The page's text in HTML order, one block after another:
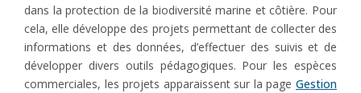
dans la protection de la biodiversité marine et côtière. Pour
cela, elle développe des projets permettant de collecter des
informations et des données, d’effectuer des suivis et de
développer divers outils pédagogiques. Pour les espèces
commerciales, les projets apparaissent sur la page Gestion